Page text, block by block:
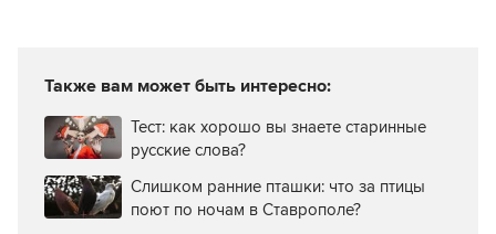
Также вам может быть интересно:
Тест: как хорошо вы знаете старинные
русские слова?
Слишком ранние пташки: что за птицы
поют по ночам в Ставрополе?